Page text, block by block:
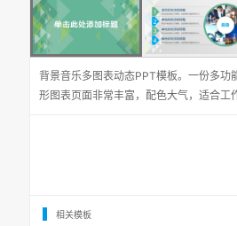
背景音乐多图表动态PPT模板。一份多
形图表页面非常丰富，配色大气，适合
相关模板